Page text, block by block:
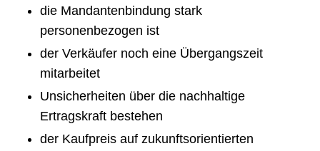
die Mandantenbindung stark
personenbezogen ist
der Verkäufer noch eine Übergangszeit
mitarbeitet
Unsicherheiten über die nachhaltige
Ertragskraft bestehen
der Kaufpreis auf zukunftsorientierten